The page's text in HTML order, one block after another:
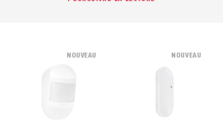
NOUVEAU NOUVEAU